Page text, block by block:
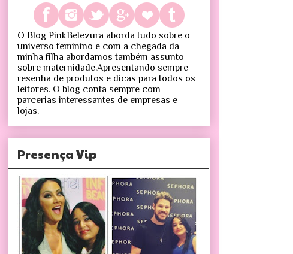
O Blog PinkBelezura aborda tudo sobre o
universo feminino e com a chegada da
minha filha abordamos também assunto
sobre maternidade.Apresentando sempre
resenha de produtos e dicas para todos os
leitores. O blog conta sempre com
parcerias interessantes de empresas e
lojas.
Presença Vip